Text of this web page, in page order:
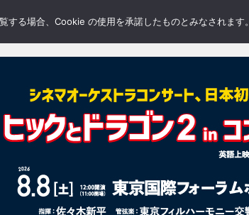
る場合、Cookie の使用を承諾したものとみなされます。